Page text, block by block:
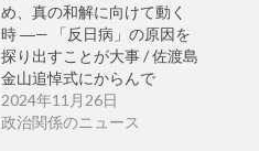
め、真の和解に向けて動く
時 ―— 「反日病」の原因を
探り出すことが大事 / 佐渡島
金山追悼式にからんで
2024年11月26日
政治関係のニュース